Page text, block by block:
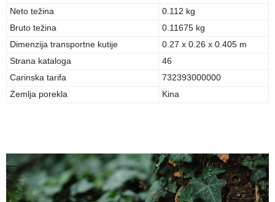
Neto težina
0.112 kg
Bruto težina
0.11675 kg
Dimenzija transportne kutije
0.27 x 0.26 x 0.405 m
Strana kataloga
46
Carinska tarifa
732393000000
Zemlja porekla
Kina